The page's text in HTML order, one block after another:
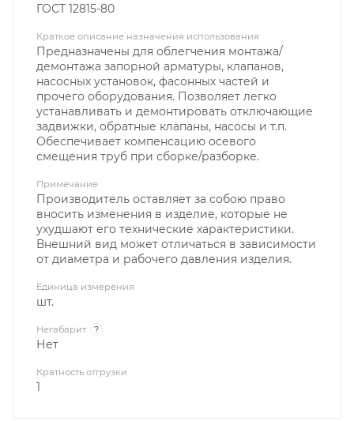
ГОСТ 12815-80
Краткое описание назначения использования
Предназначены для облегчения монтажа/
демонтажа запорной арматуры, клапанов,
насосных установок, фасонных частей и
прочего оборудования. Позволяет легко
устанавливать и демонтировать отключающие
задвижки, обратные клапаны, насосы и т.п.
Обеспечивает компенсацию осевого
смещения труб при сборке/разборке.
Примечание
Производитель оставляет за собою право
вносить изменения в изделие, которые не
ухудшают его технические характеристики.
Внешний вид может отличаться в зависимости
от диаметра и рабочего давления изделия.
Единица измерения
шт.
Негабарит ?
Нет
Кратность отгрузки
1